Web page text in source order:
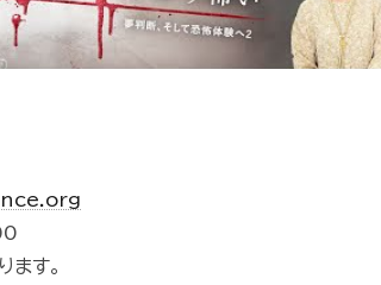
す。